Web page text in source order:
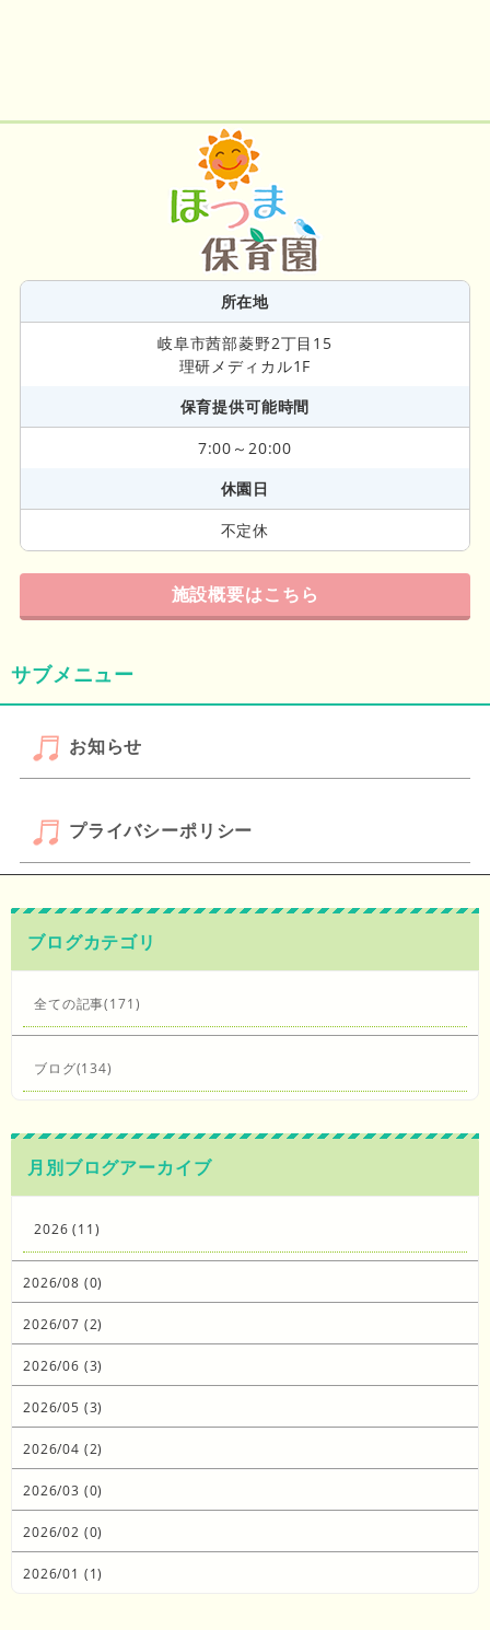
所在地
岐阜市茜部菱野2丁目15
理研メディカル1F
保育提供可能時間
7:00～20:00
休園日
不定休
施設概要はこちら
サブメニュー
お知らせ
プライバシーポリシー
ブログカテゴリ
全ての記事(171)
ブログ(134)
月別ブログアーカイブ
2026 (11)
2026/08 (0)
2026/07 (2)
2026/06 (3)
2026/05 (3)
2026/04 (2)
2026/03 (0)
2026/02 (0)
2026/01 (1)